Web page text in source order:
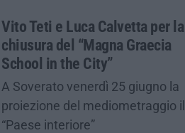
Vito Teti e Luca Calvetta per la
chiusura del “Magna Graecia
School in the City”
A Soverato venerdì 25 giugno la
proiezione del mediometraggio il
“Paese interiore”